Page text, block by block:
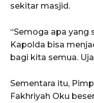
sekitar masjid.
“Semoga apa yang
Kapolda bisa
bagi kita semua.
Sementara itu,
Fakhriyah Oku